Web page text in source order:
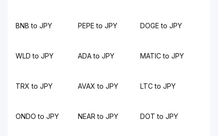
BNB to JPY PEPE to JPY DOGE to JPY
WLD to JPY ADA to JPY MATIC to JPY
TRX to JPY AVAX to JPY LTC to JPY
ONDO to JPY NEAR to JPY DOT to JPY